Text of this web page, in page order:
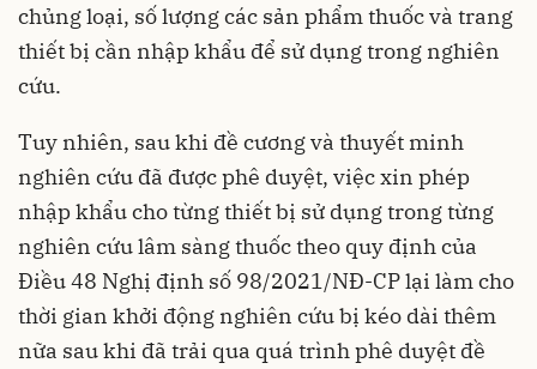
chủng loại, số lượng các sản phẩm thuốc và trang
thiết bị cần nhập khẩu để sử dụng trong nghiên
cứu.
Tuy nhiên, sau khi đề cương và thuyết minh
nghiên cứu đã được phê duyệt, việc xin phép
nhập khẩu cho từng thiết bị sử dụng trong từng
nghiên cứu lâm sàng thuốc theo quy định của
Điều 48 Nghị định số 98/2021/NĐ-CP lại làm cho
thời gian khởi động nghiên cứu bị kéo dài thêm
nữa sau khi đã trải qua quá trình phê duyệt đề